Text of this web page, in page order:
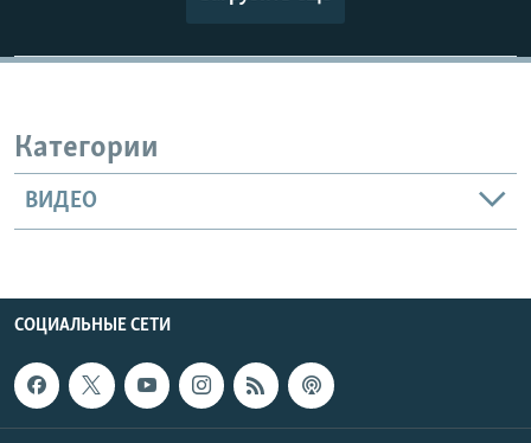
Категории
ВИДЕО
СОЦИАЛЬНЫЕ СЕТИ